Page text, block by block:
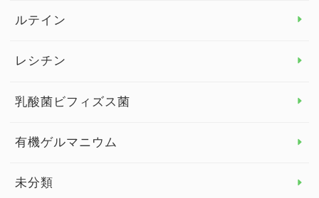
より健康のために トップ
眼の健康
睡眠
ルテイン
レシチン
乳酸菌ビフィズス菌
有機ゲルマニウム
未分類